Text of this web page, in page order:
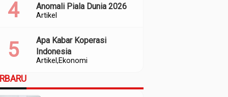
Artikel
Anomali Piala Dunia 2026
Artikel Ekonomi
Apa Kabar Koperasi
Indonesia